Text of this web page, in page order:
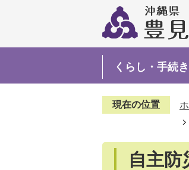
くらし・手続き
現在の位置
自主防